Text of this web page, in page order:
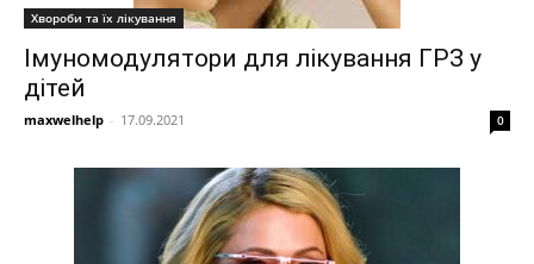
Хвороби та їх лікування
Імуномодулятори для лікування ГРЗ у
дітей
maxwelhelp - 17.09.2021 0